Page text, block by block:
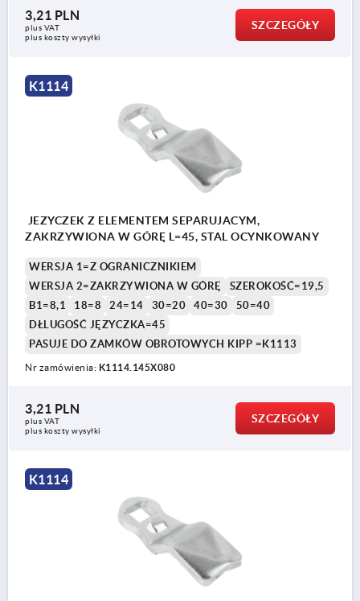
3,21 PLN
plus VAT
plus koszty wysyłki
SZCZEGÓŁY
K1114
JEZYCZEK Z ELEMENTEM SEPARUJACYM,
ZAKRZYWIONA W GÓRĘ L=45, STAL OCYNKOWANY
WERSJA 1=Z OGRANICZNIKIEM
WERSJA 2=ZAKRZYWIONA W GÓRĘ
SZEROKOŚĆ=19,5
B1=8,1
18=8 24=14 30=20 40=30
50=40
DŁLUGOŚĆ JĘZYCZKA=45
PASUJE DO ZAMKÓW OBROTOWYCH KIPP =K1113
Nr zamówienia: K1114.145X080
3,21 PLN
plus VAT
plus koszty wysyłki
SZCZEGÓŁY
K1114